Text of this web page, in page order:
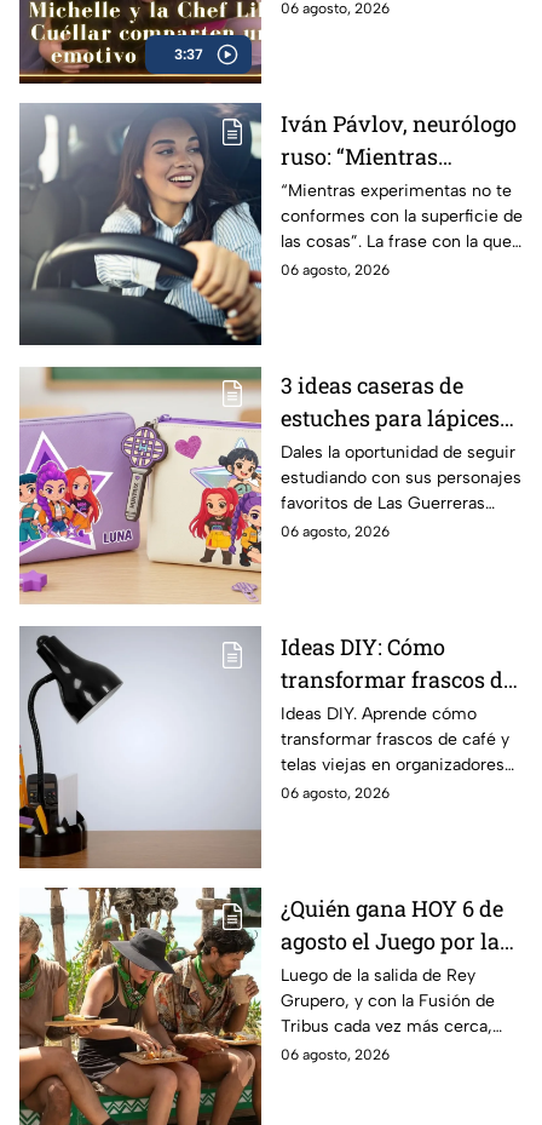
3:37
ya no puede más
06 agosto, 2026
Iván Pávlov, neurólogo
ruso: “Mientras
experimentas no te
conformes con la
superficie de las cosas”
“Mientras experimentas no te
conformes con la superficie de
las cosas”. La frase con la que
Iván Pávlov nos advierte contra
06 agosto, 2026
3 ideas caseras de
estuches para lápices
de KPop Demon
Hunters para que los
niños regresen a clases
con entusiasmo
Dales la oportunidad de seguir
estudiando con sus personajes
favoritos de Las Guerreras
KPop y gánale tiempo al
06 agosto, 2026
Ideas DIY: Cómo
transformar frascos de
café vacíos y telas
viejas en
organizadores de
escritorio estilo vintage
Ideas DIY. Aprende cómo
transformar frascos de café y
telas viejas en organizadores
vintage.
06 agosto, 2026
¿Quién gana HOY 6 de
agosto el Juego por la
Recompensa de
Survivor México La
Reliquia en Llamas?
Luego de la salida de Rey
Grupero, y con la Fusión de
Tribus cada vez más cerca,
siguen las hostilidades entre
06 agosto, 2026